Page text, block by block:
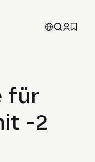
für
-2